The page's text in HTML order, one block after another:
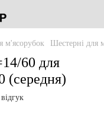
м'ясорубок Шестерні для
60 для
(середня)